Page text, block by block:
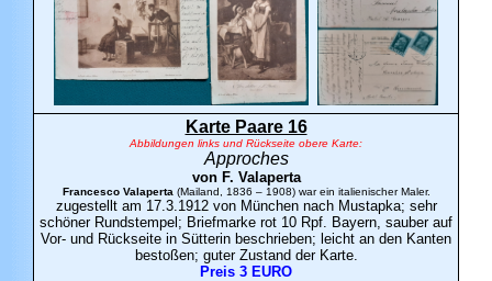
Karte Paare 16
Abbildungen links und Rückseite obere Karte:
Approches
von F. Valaperta
Francesco Valaperta (Mailand, 1836 – 1908) war ein italienischer Maler.
zugestellt am 17.3.1912 von München nach Mustapka; sehr
schöner Rundstempel; Briefmarke rot 10 Rpf. Bayern, sauber auf
Vor- und Rückseite in Sütterin beschrieben; leicht an den Kanten
bestoßen; guter Zustand der Karte.
Preis 3 EURO